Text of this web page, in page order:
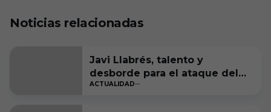
Noticias relacionadas
Javi Llabrés, talento y
desborde para el ataque del
Burgos CF
ACTUALIDAD